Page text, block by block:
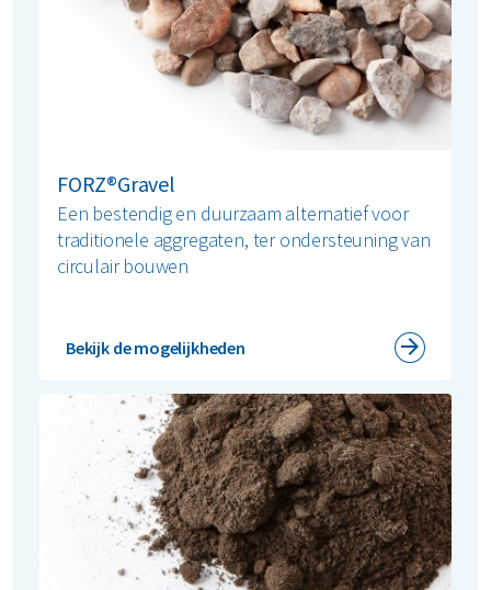
FORZ®Gravel
Een bestendig en duurzaam alternatief voor
traditionele aggregaten, ter ondersteuning van
circulair bouwen
Bekijk de mogelijkheden